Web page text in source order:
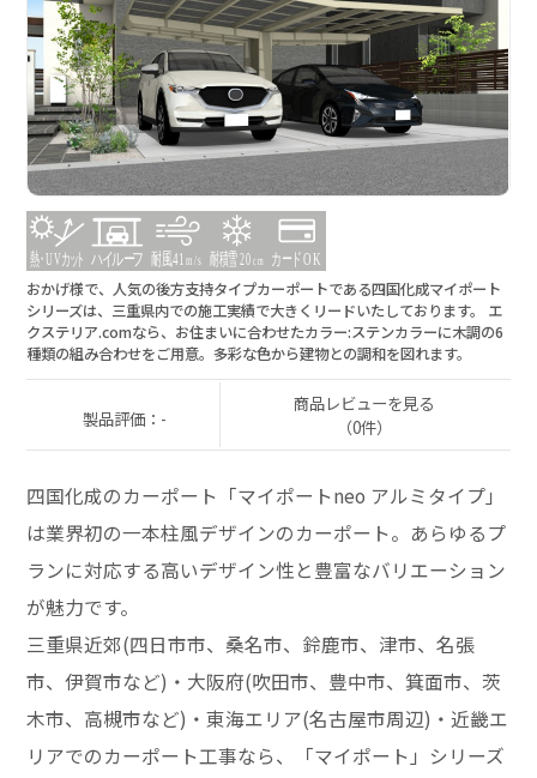
おかげ様で、人気の後方支持タイプカーポートである四国化成マイポート
シリーズは、三重県内での施工実績で大きくリードいたしております。 エ
クステリア.comなら、お住まいに合わせたカラー:ステンカラーに木調の6
種類の組み合わせをご用意。多彩な色から建物との調和を図れます。
製品評価：-
商品レビューを見る
（0件）
四国化成のカーポート「マイポートneo アルミタイプ」
は業界初の一本柱風デザインのカーポート。あらゆるプ
ランに対応する高いデザイン性と豊富なバリエーション
が魅力です。
三重県近郊(四日市市、桑名市、鈴鹿市、津市、名張
市、伊賀市など)・大阪府(吹田市、豊中市、箕面市、茨
木市、高槻市など)・東海エリア(名古屋市周辺)・近畿エ
リアでのカーポート工事なら、「マイポート」シリーズ